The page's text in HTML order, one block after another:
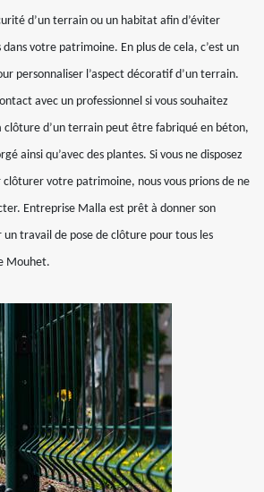
d’un terrain ou un habitat afin d’éviter
votre patrimoine. En plus de cela, c’est un
personnaliser l’aspect décoratif d’un terrain.
avec un professionnel si vous souhaitez
d’un terrain peut être fabriqué en béton,
ainsi qu’avec des plantes. Si vous ne disposez
clôturer votre patrimoine, nous vous prions de ne
Entreprise Malla est prêt à donner son
travail de pose de clôture pour tous les
Mouhet.